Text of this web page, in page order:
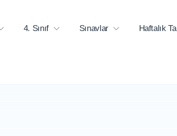
4. Sınıf Sınavlar Haftalık